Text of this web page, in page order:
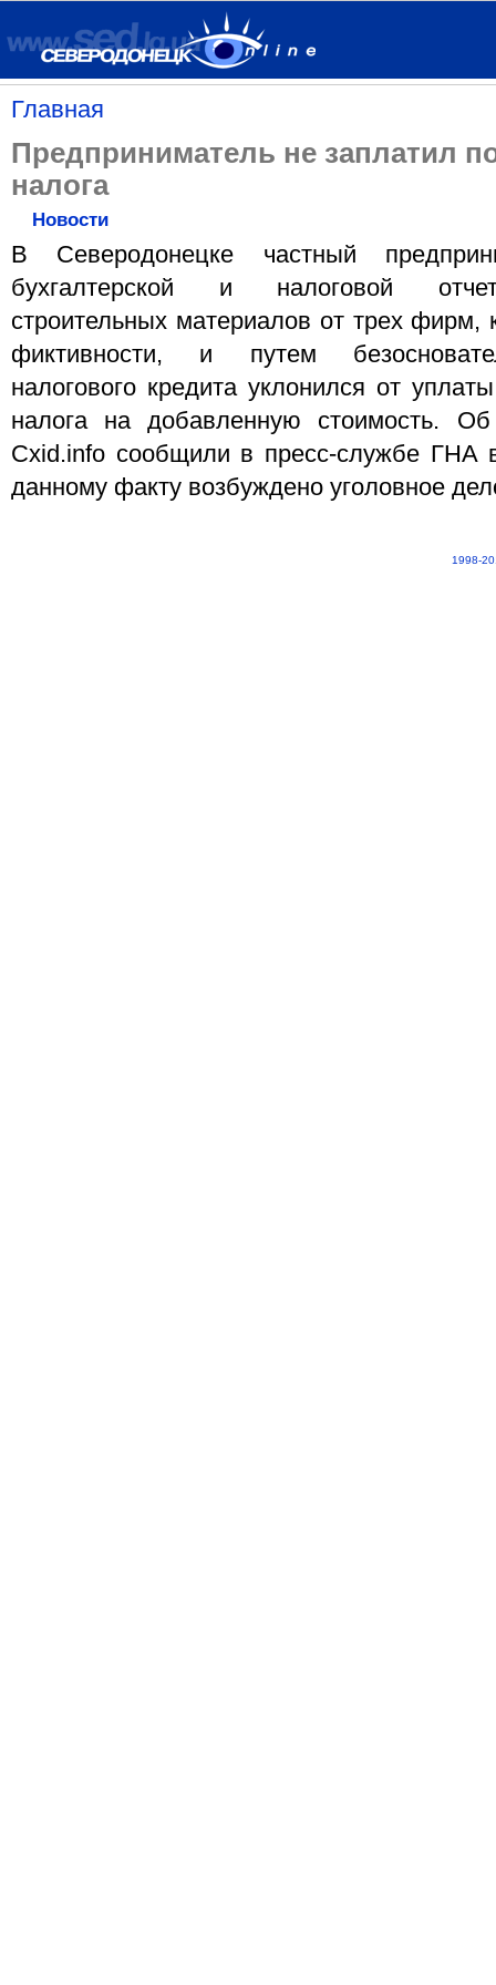
Главная
Предприниматель не заплатил
налога
Новости
В Cеверодонецке частный
бухгалтерской и налоговой
строительных материалов от трех фирм,
фиктивности, и путем
налогового кредита уклонился от
налога на добавленную стоимость. Об
Cxid.info сообщили в пресс-службе ГНА
данному факту возбуждено уголовное
1998-